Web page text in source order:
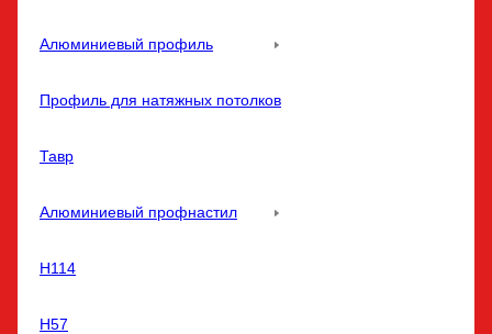
Алюминиевый профиль
Профиль для натяжных потолков
Тавр
Алюминиевый профнастил
Н114
Н57